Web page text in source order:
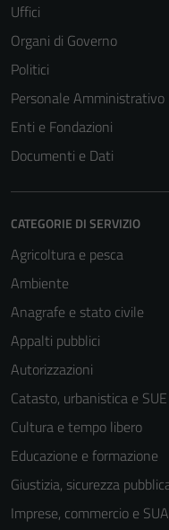
Uffici
Organi di Governo
Politici
Personale Amministrativo
Enti e Fondazioni
Documenti e Dati
CATEGORIE DI SERVIZIO
Agricoltura e pesca
Ambiente
Anagrafe e stato civile
Appalti pubblici
Autorizzazioni
Catasto, urbanistica e SUE
Cultura e tempo libero
Educazione e formazione
Giustizia, sicurezza
Imprese, commercio e